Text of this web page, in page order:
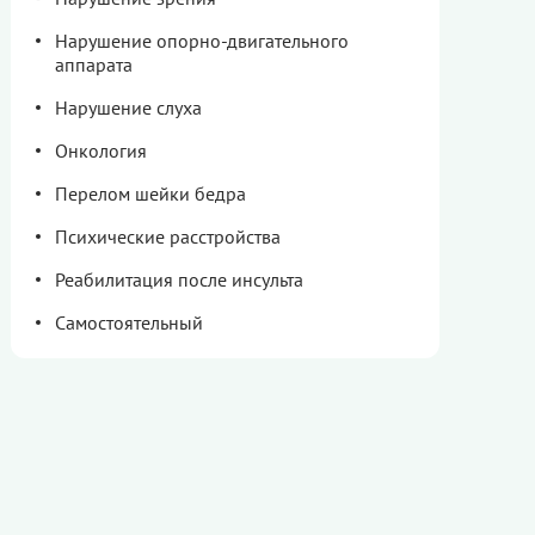
Нарушение опорно-двигательного
аппарата
Нарушение слуха
Онкология
Перелом шейки бедра
Психические расстройства
Реабилитация после инсульта
Самостоятельный